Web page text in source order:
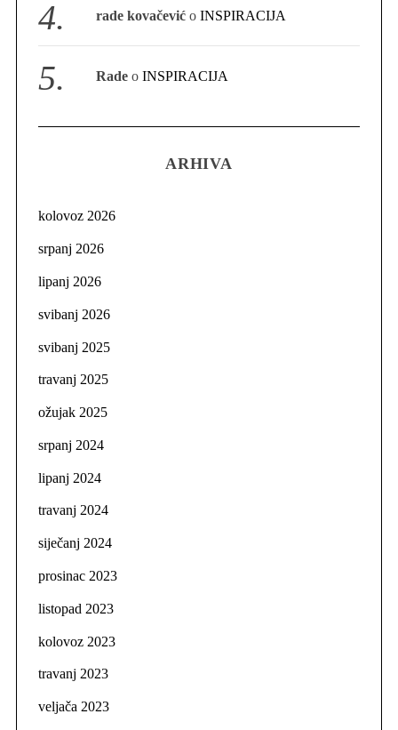
rade kovačević oINSPIRACIJA
Rade oINSPIRACIJA
ARHIVA
kolovoz 2026
srpanj 2026
lipanj 2026
svibanj 2026
svibanj 2025
travanj 2025
ožujak 2025
srpanj 2024
lipanj 2024
travanj 2024
siječanj 2024
prosinac 2023
listopad 2023
kolovoz 2023
travanj 2023
veljača 2023